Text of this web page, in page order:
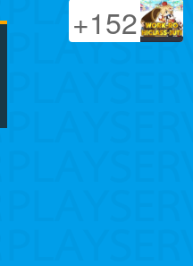
+346